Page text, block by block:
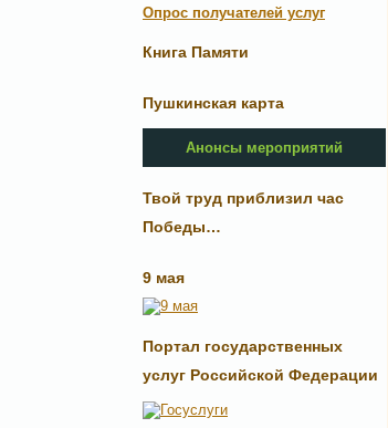
Опрос получателей услуг
Книга Памяти
Пушкинская карта
Анонсы мероприятий
Твой труд приблизил час
Победы…
9 мая
Портал государственных
услуг Российской Федерации